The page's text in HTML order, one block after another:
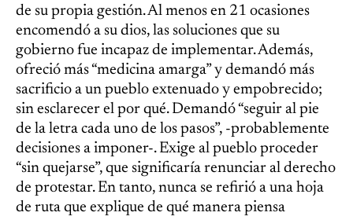
de su propia gestión. Al menos en 21 ocasiones
encomendó a su dios, las soluciones que su
gobierno fue incapaz de implementar. Además,
ofreció más “medicina amarga” y demandó más
sacrificio a un pueblo extenuado y empobrecido;
sin esclarecer el por qué. Demandó “seguir al pie
de la letra cada uno de los pasos”, -probablemente
decisiones a imponer-. Exige al pueblo proceder
“sin quejarse”, que significaría renunciar al derecho
de protestar. En tanto, nunca se refirió a una hoja
de ruta que explique de qué manera piensa